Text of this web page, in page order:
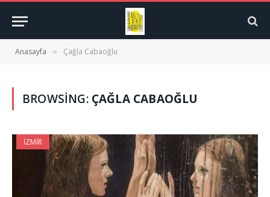
Anasayfa » Çağla Cabaoğlu
BROWSING: ÇAĞLA CABAOĞLU
İZMIR